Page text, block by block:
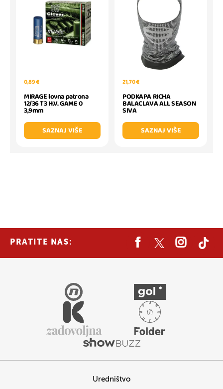
0,89 €
MIRAGE lovna patrona
12/36 T3 H.V. GAME 0
3,9mm
SAZNAJ VIŠE
21,70 €
PODKAPA RICHA
BALACLAVA ALL SEASON
SIVA
SAZNAJ VIŠE
PRATITE NAS:
Uredništvo